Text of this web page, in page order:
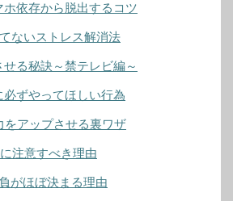
依存から脱出するコツ
ないストレス解消法
る秘訣～禁テレビ編～
必ずやってほしい行為
をアップさせる裏ワザ
注意すべき理由
がほぼ決まる理由